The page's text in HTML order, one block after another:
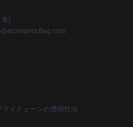
金)
ライチェーンの透明性法